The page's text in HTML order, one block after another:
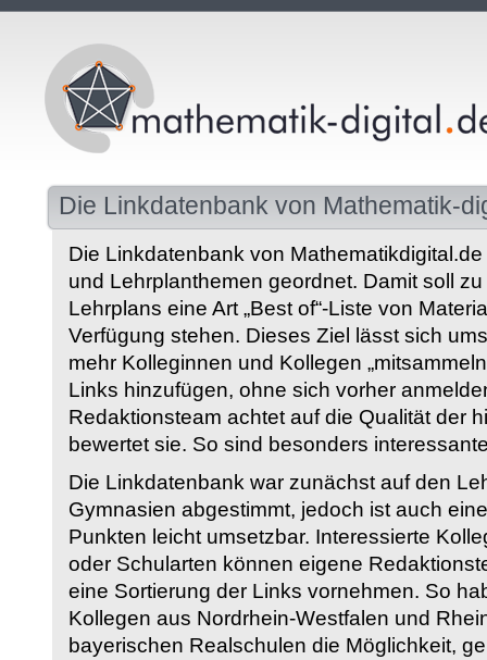
Die Linkdatenbank von Mathematik-
Die Linkdatenbank von
und Lehrplanthemen geordnet. Damit soll
Lehrplans eine Art „Best of“-Liste von
Verfügung stehen. Dieses Ziel lässt sich
mehr Kolleginnen und Kollegen
Links hinzufügen, ohne sich vorher
Redaktionsteam achtet auf die Qualität der
bewertet sie. So sind besonders
Die Linkdatenbank war zunächst auf den
Gymnasien abgestimmt, jedoch ist auch
Punkten leicht umsetzbar. Interessierte
oder Schularten können eigene
eine Sortierung der Links vornehmen. So
Kollegen aus Nordrhein-Westfalen und
bayerischen Realschulen die Möglichkeit,